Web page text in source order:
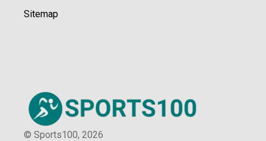
Sitemap
© Sports100, 2026